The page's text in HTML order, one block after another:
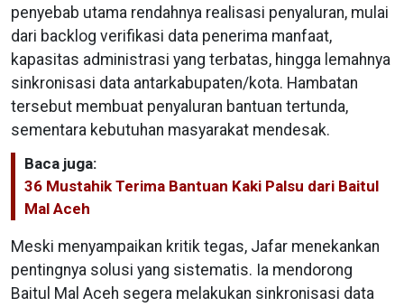
penyebab utama rendahnya realisasi penyaluran, mulai
dari backlog verifikasi data penerima manfaat,
kapasitas administrasi yang terbatas, hingga lemahnya
sinkronisasi data antarkabupaten/kota. Hambatan
tersebut membuat penyaluran bantuan tertunda,
sementara kebutuhan masyarakat mendesak.
Baca juga:
36 Mustahik Terima Bantuan Kaki Palsu dari Baitul
Mal Aceh
Meski menyampaikan kritik tegas, Jafar menekankan
pentingnya solusi yang sistematis. Ia mendorong
Baitul Mal Aceh segera melakukan sinkronisasi data